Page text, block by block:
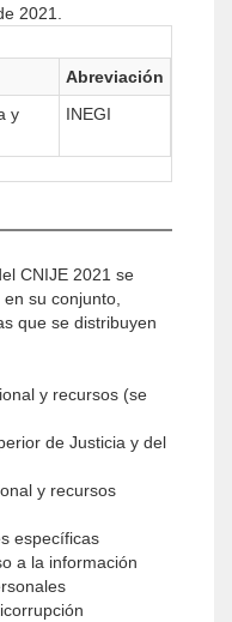
2021.
Abreviación
y
INEGI
CNIJE 2021 se
su conjunto,
que se distribuyen
y recursos (se
de Justicia y del
y recursos
específicas
a la información